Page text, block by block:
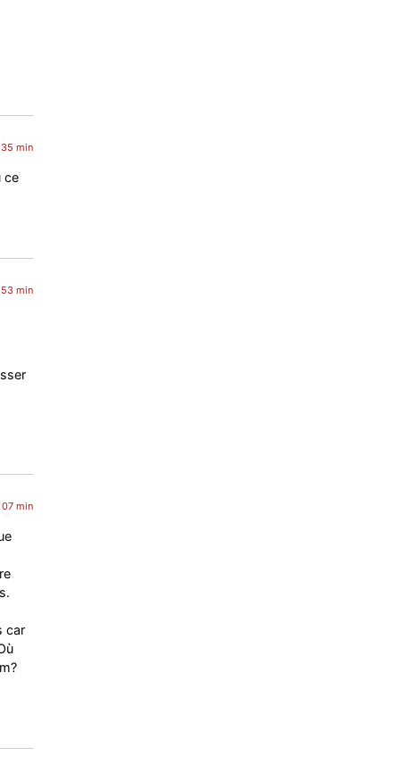
min
ce
min
min
car